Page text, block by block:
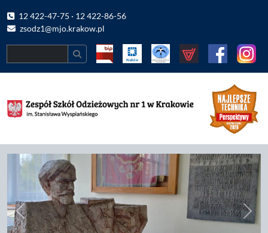
12 422-47-75 · 12 422-86-56
zsodz1@mjo.krakow.pl
Previous